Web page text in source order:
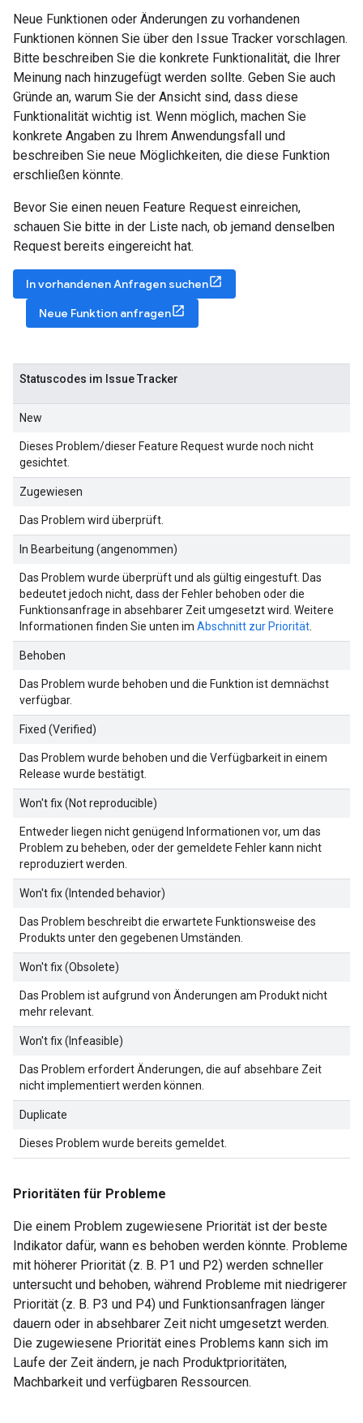
Neue Funktionen oder Änderungen zu vorhandenen
Funktionen können Sie über den Issue Tracker vorschlagen.
Bitte beschreiben Sie die konkrete Funktionalität, die Ihrer
Meinung nach hinzugefügt werden sollte. Geben Sie auch
Gründe an, warum Sie der Ansicht sind, dass diese
Funktionalität wichtig ist. Wenn möglich, machen Sie
konkrete Angaben zu Ihrem Anwendungsfall und
beschreiben Sie neue Möglichkeiten, die diese Funktion
erschließen könnte.
Bevor Sie einen neuen Feature Request einreichen,
schauen Sie bitte in der Liste nach, ob jemand denselben
Request bereits eingereicht hat.
In vorhandenen Anfragen suchen
Neue Funktion anfragen
Statuscodes im Issue Tracker
New
Dieses Problem/dieser Feature Request wurde noch nicht
gesichtet.
Zugewiesen
Das Problem wird überprüft.
In Bearbeitung (angenommen)
Das Problem wurde überprüft und als gültig eingestuft. Das
bedeutet jedoch nicht, dass der Fehler behoben oder die
Funktionsanfrage in absehbarer Zeit umgesetzt wird. Weitere
Informationen finden Sie unten im Abschnitt zur Priorität
Behoben
Das Problem wurde behoben und die Funktion ist demnächst
verfügbar.
Fixed (Verified)
Das Problem wurde behoben und die Verfügbarkeit in einem
Release wurde bestätigt.
Won't fix (Not reproducible)
Entweder liegen nicht genügend Informationen vor, um das
Problem zu beheben, oder der gemeldete Fehler kann nicht
reproduziert werden.
Won't fix (Intended behavior)
Das Problem beschreibt die erwartete Funktionsweise des
Produkts unter den gegebenen Umständen.
Won't fix (Obsolete)
Das Problem ist aufgrund von Änderungen am Produkt nicht
mehr relevant.
Won't fix (Infeasible)
Das Problem erfordert Änderungen, die auf absehbare Zeit
nicht implementiert werden können.
Duplicate
Dieses Problem wurde bereits gemeldet.
Prioritäten für Probleme
Die einem Problem zugewiesene Priorität ist der beste
Indikator dafür, wann es behoben werden könnte. Probleme
mit höherer Priorität (z. B. P1 und P2) werden schneller
untersucht und behoben, während Probleme mit niedrigerer
Priorität (z. B. P3 und P4) und Funktionsanfragen länger
dauern oder in absehbarer Zeit nicht umgesetzt werden.
Die zugewiesene Priorität eines Problems kann sich im
Laufe der Zeit ändern, je nach Produktprioritäten,
Machbarkeit und verfügbaren Ressourcen.